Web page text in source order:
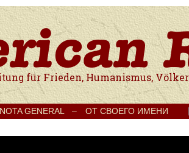
Humanismus, Völkerverständigung und
NOTA GENERAL – ОТ СВОЕГО ИМЕНИ